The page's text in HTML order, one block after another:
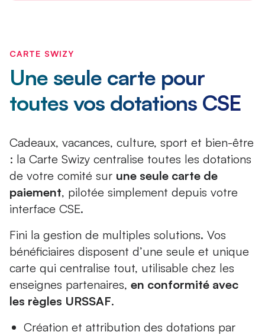
CARTE SWIZY
Une seule carte pour
toutes vos dotations CSE
Cadeaux, vacances, culture, sport et bien-être
: la Carte Swizy centralise toutes les dotations
de votre comité sur une seule carte de
paiement, pilotée simplement depuis votre
interface CSE.
Fini la gestion de multiples solutions. Vos
bénéficiaires disposent d’une seule et unique
carte qui centralise tout, utilisable chez les
enseignes partenaires, en conformité avec
les règles URSSAF.
Création et attribution des dotations par